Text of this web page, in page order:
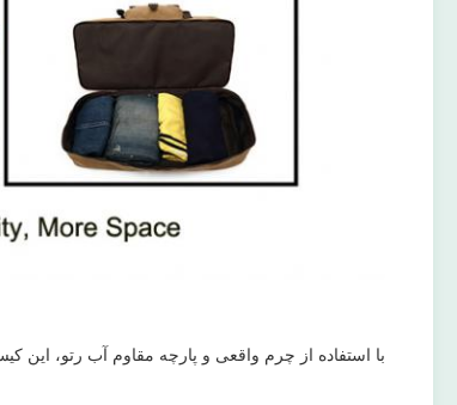
با استفاده از چرم واقعی و پارچه مقاوم آب رتو،